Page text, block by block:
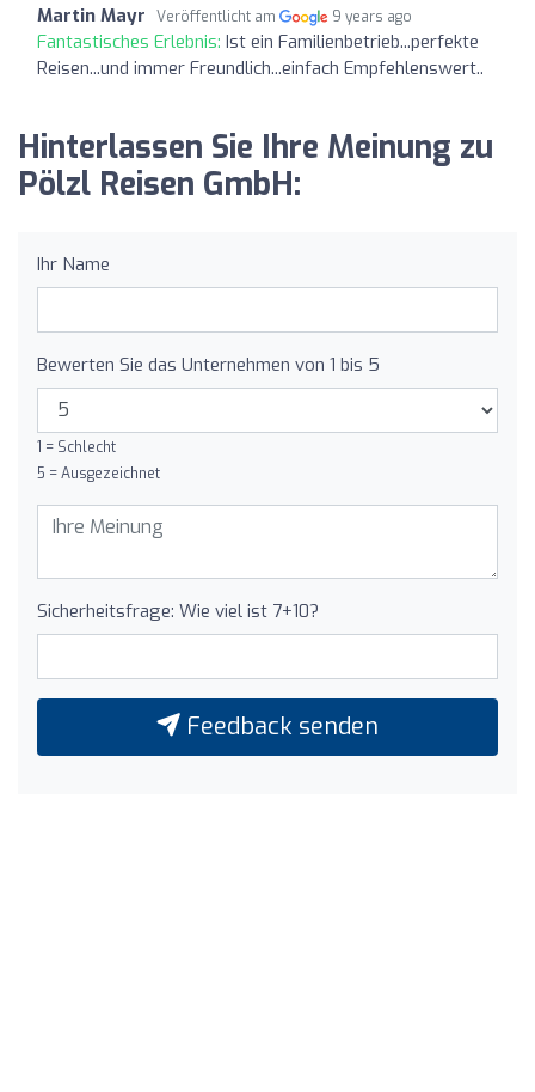
Martin Mayr Veröffentlicht am 9 years ago
Fantastisches Erlebnis: Ist ein Familienbetrieb...perfekte
Reisen...und immer Freundlich...einfach Empfehlenswert..
Hinterlassen Sie Ihre Meinung zu
Pölzl Reisen GmbH:
Ihr Name
Bewerten Sie das Unternehmen von 1 bis 5
1 = Schlecht
5 = Ausgezeichnet
Sicherheitsfrage: Wie viel ist 7+10?
Feedback senden